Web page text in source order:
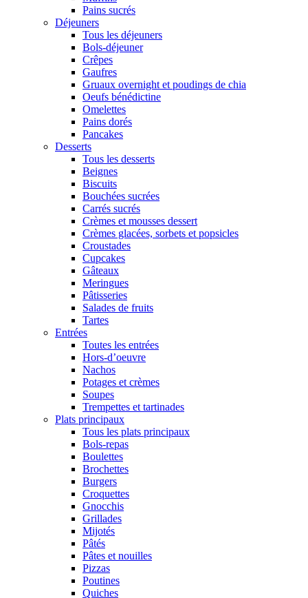
Pains sucrés
Déjeuners
Tous les déjeuners
Bols-déjeuner
Crêpes
Gaufres
Gruaux overnight et poudings de chia
Oeufs bénédictine
Omelettes
Pains dorés
Pancakes
Desserts
Tous les desserts
Beignes
Biscuits
Bouchées sucrées
Carrés sucrés
Crèmes et mousses dessert
Crèmes glacées, sorbets et popsicles
Croustades
Cupcakes
Gâteaux
Meringues
Pâtisseries
Salades de fruits
Tartes
Entrées
Toutes les entrées
Hors-d’oeuvre
Nachos
Potages et crèmes
Soupes
Trempettes et tartinades
Plats principaux
Tous les plats principaux
Bols-repas
Boulettes
Brochettes
Burgers
Croquettes
Gnocchis
Grillades
Mijotés
Pâtés
Pâtes et nouilles
Pizzas
Poutines
Quiches